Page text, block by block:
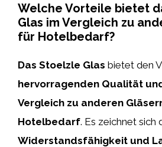
Welche Vorteile bietet
Glas im Vergleich zu
für Hotelbedarf?
Das Stoelzle Glas bietet den
hervorragenden Qualität
Vergleich zu anderen
Hotelbedarf. Es zeichnet sich
Widerstandsfähigkeit und